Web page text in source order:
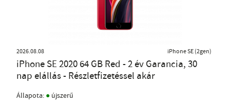
2026.08.08 iPhone SE (2gen)
iPhone SE 2020 64 GB Red - 2 év Garancia, 30
nap elállás - Részletfizetéssel akár
Állapota: ● újszerű